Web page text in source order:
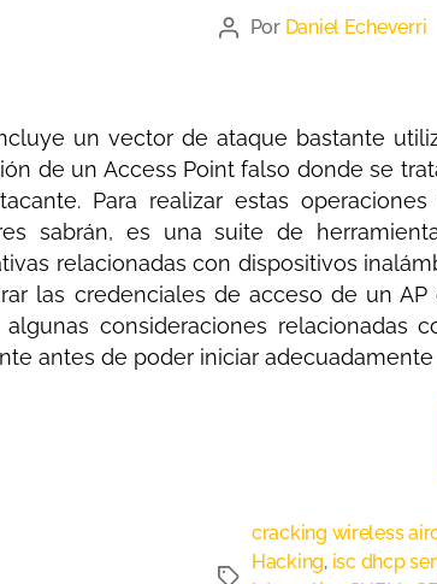
Por Daniel Echeverri
un vector de ataque bastante
de un Access Point falso donde se
Para realizar estas
sabrán, es una suite de
relacionadas con dispositivos
las credenciales de acceso de un
algunas consideraciones
antes de poder iniciar
cracking wireless
Hacking, isc dhcp